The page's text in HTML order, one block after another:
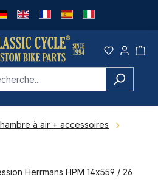
à air + accessoires